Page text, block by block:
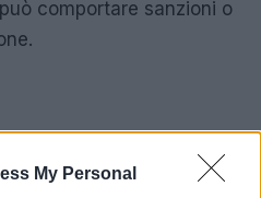
My Personal
comportare sanzioni o